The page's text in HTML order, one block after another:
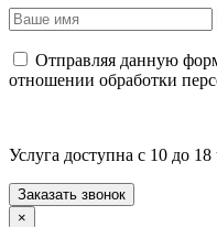
Отправляя данную
отношении обработки
Услуга доступна с 10 до
×